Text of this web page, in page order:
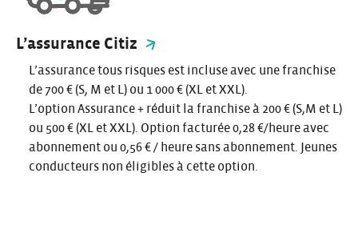
L’assurance Citiz
L’assurance tous risques est incluse avec une franchise
de 700 € (S, M et L) ou 1 000 € (XL et XXL).
L’option Assurance + réduit la franchise à 200 € (S,M et L)
ou 500 € (XL et XXL). Option facturée 0,28 €/heure avec
abonnement ou 0,56 € / heure sans abonnement. Jeunes
conducteurs non éligibles à cette option.